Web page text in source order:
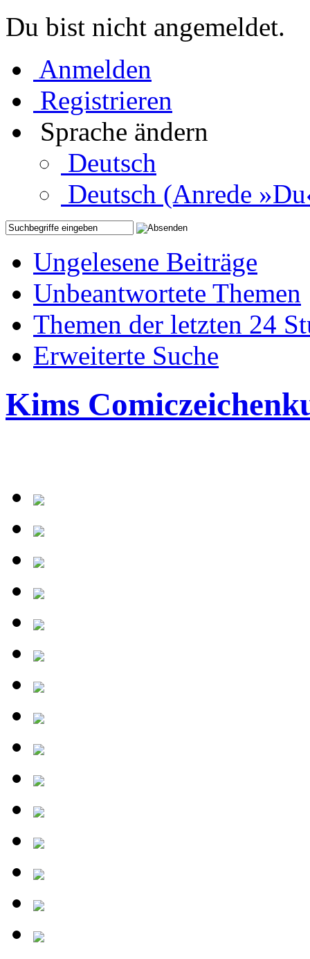
Du bist nicht angemeldet.
Anmelden
Registrieren
Sprache ändern
Deutsch
Deutsch (Anrede
Ungelesene Beiträge
Unbeantwortete Themen
Themen der letzten 24
Erweiterte Suche
Kims